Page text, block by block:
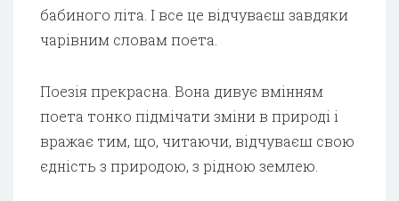
бабиного літа. І все це відчуваєш завдяки
чарівним словам поета.
Поезія прекрасна. Вона дивує вмінням
поета тонко підмічати зміни в природі і
вражає тим, що, читаючи, відчуваєш свою
єдність з природою, з рідною землею.